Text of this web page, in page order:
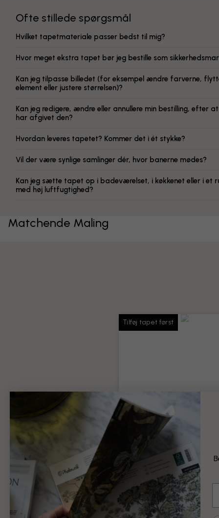
Ofte stillede spørgsmål
Hvilket tapetmateriale passer bedst til mig?
Hvor meget ekstra tapet bør jeg bestille som
Kan jeg tilpasse billedet (for eksempel ændre farverne,
element eller justere størrelsen)?
Kan jeg redigere, ændre eller annullere min bestilling, efter
har afgivet den?
Hvordan leveres tapetet? Kommer det i ét stykke?
Vil der være synlige samlinger dér, hvor banerne mødes?
Kan jeg sætte tapet op i badeværelset, i køkkenet eller i et
med høj luftfugtighed?
Matchende Maling
Tilføj tapet først
Tapetlim
Lim nok til hele din bestilling
69 kr.
Tilføj